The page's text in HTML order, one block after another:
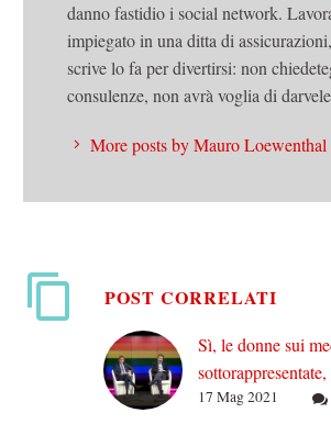
danno fastidio i social network.
impiegato in una ditta di
scrive lo fa per divertirsi: non
consulenze, non avrà voglia di
More posts by Mauro Loewenthal
POST CORRELATI
Sì, le donne sui
problema è il
17 Mag 2021